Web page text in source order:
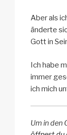
Aber als
änderte
Gott in
Ich habe
immer
ich mich
Um in den